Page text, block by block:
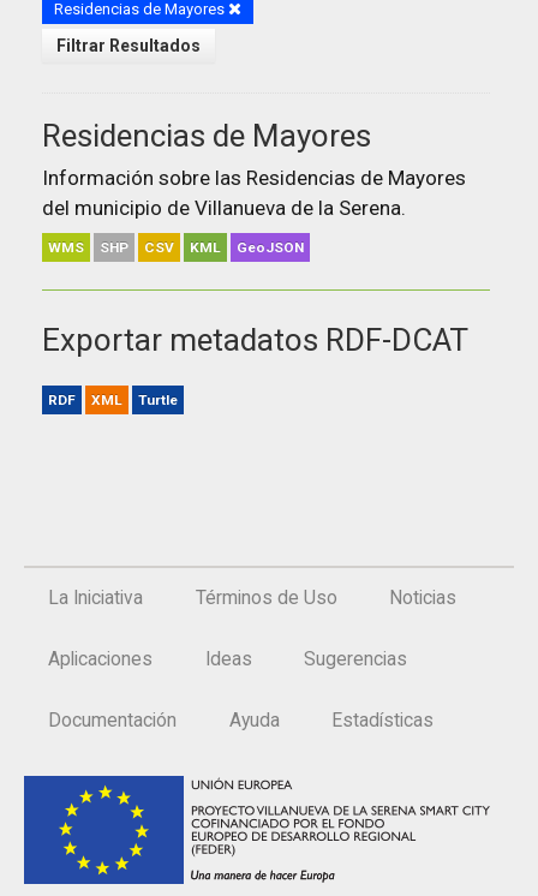
Residencias de Mayores
Filtrar Resultados
Residencias de Mayores
Información sobre las Residencias de Mayores
del municipio de Villanueva de la Serena.
WMS SHP CSV KML GeoJSON
Exportar metadatos RDF-DCAT
RDF XML Turtle
La Iniciativa Términos de Uso Noticias
Aplicaciones Ideas Sugerencias
Documentación Ayuda Estadísticas